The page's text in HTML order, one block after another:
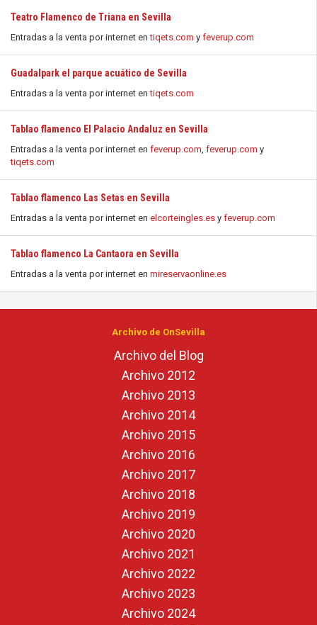
Teatro Flamenco de Triana en Sevilla
Entradas a la venta por internet entiqets.com y feverup.com
Guadalpark el parque acuático de Sevilla
Entradas a la venta por internet entiqets.com
Tablao flamenco El Palacio Andaluz en Sevilla
Entradas a la venta por internet en feverup.com, feverup.com y
tiqets.com
Tablao flamenco Las Setas en Sevilla
Entradas a la venta por internet en elcorteingles.es y feverup.com
Tablao flamenco La Cantaora en Sevilla
Entradas a la venta por internet en mireservaonline.es
Archivo de OnSevilla
Archivo del Blog
Archivo 2012
Archivo 2013
Archivo 2014
Archivo 2015
Archivo 2016
Archivo 2017
Archivo 2018
Archivo 2019
Archivo 2020
Archivo 2021
Archivo 2022
Archivo 2023
Archivo 2024